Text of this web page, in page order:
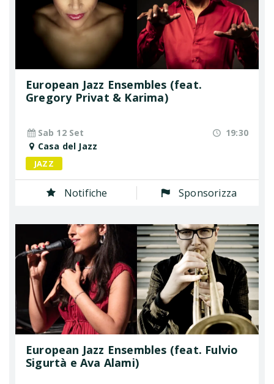
European Jazz Ensembles (feat.
Gregory Privat & Karima)
Sab 12 Set
19:30
Casa del Jazz
JAZZ
Notifiche Sponsorizza
European Jazz Ensembles (feat. Fulvio
Sigurtà e Ava Alami)